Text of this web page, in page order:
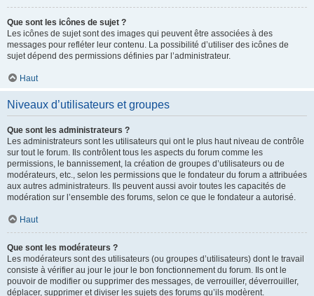
Que sont les icônes de sujet ?
Les icônes de sujet sont des images qui peuvent être associées à des
messages pour refléter leur contenu. La possibilité d’utiliser des icônes de
sujet dépend des permissions définies par l’administrateur.
Haut
Niveaux d’utilisateurs et groupes
Que sont les administrateurs ?
Les administrateurs sont les utilisateurs qui ont le plus haut niveau de contrôle
sur tout le forum. Ils contrôlent tous les aspects du forum comme les
permissions, le bannissement, la création de groupes d’utilisateurs ou de
modérateurs, etc., selon les permissions que le fondateur du forum a attribuées
aux autres administrateurs. Ils peuvent aussi avoir toutes les capacités de
modération sur l’ensemble des forums, selon ce que le fondateur a autorisé.
Haut
Que sont les modérateurs ?
Les modérateurs sont des utilisateurs (ou groupes d’utilisateurs) dont le travail
consiste à vérifier au jour le jour le bon fonctionnement du forum. Ils ont le
pouvoir de modifier ou supprimer des messages, de verrouiller, déverrouiller,
déplacer, supprimer et diviser les sujets des forums qu’ils modèrent.